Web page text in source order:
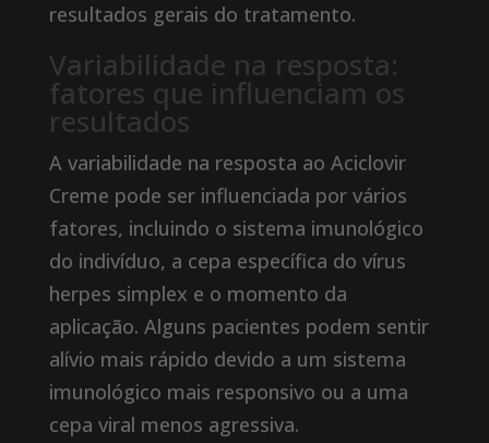
resultados gerais do tratamento.
Variabilidade na resposta:
fatores que influenciam os
resultados
A variabilidade na resposta ao Aciclovir
Creme pode ser influenciada por vários
fatores, incluindo o sistema imunológico
do indivíduo, a cepa específica do vírus
herpes simplex e o momento da
aplicação. Alguns pacientes podem sentir
alívio mais rápido devido a um sistema
imunológico mais responsivo ou a uma
cepa viral menos agressiva.